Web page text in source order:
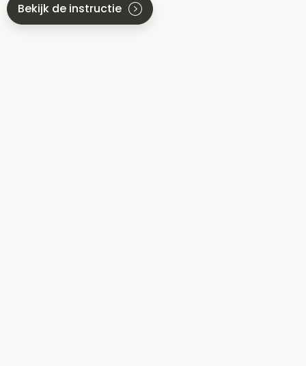
Bekijk de instructie